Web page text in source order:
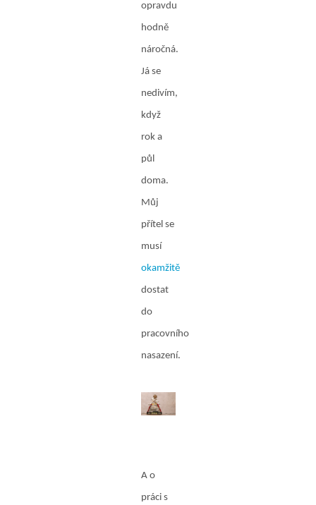
opravdu
hodně
náročná.
Já se
nedivím,
když
rok a
půl
doma.
Můj
přítel se
musí
okamžitě
dostat
do
pracovního
nasazení.
A o
práci s